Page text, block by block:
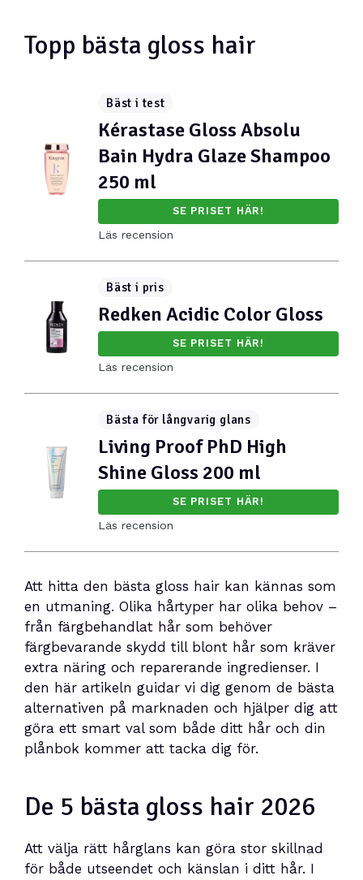
Topp bästa gloss hair
Bäst i test
Kérastase Gloss Absolu
Bain Hydra Glaze Shampoo
250 ml
SE PRISET HÄR!
Läs recension
Bäst i pris
Redken Acidic Color Gloss
SE PRISET HÄR!
Läs recension
Bästa för långvarig glans
Living Proof PhD High
Shine Gloss 200 ml
SE PRISET HÄR!
Läs recension
Att hitta den bästa gloss hair kan kännas som
en utmaning. Olika hårtyper har olika behov –
från färgbehandlat hår som behöver
färgbevarande skydd till blont hår som kräver
extra näring och reparerande ingredienser. I
den här artikeln guidar vi dig genom de bästa
alternativen på marknaden och hjälper dig att
göra ett smart val som både ditt hår och din
plånbok kommer att tacka dig för.
De 5 bästa gloss hair 2026
Att välja rätt hårglans kan göra stor skillnad
för både utseendet och känslan i ditt hår. I